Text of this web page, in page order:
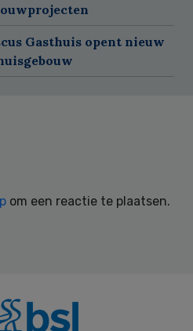
Gasthuis opent nieuw
om een reactie te plaatsen.